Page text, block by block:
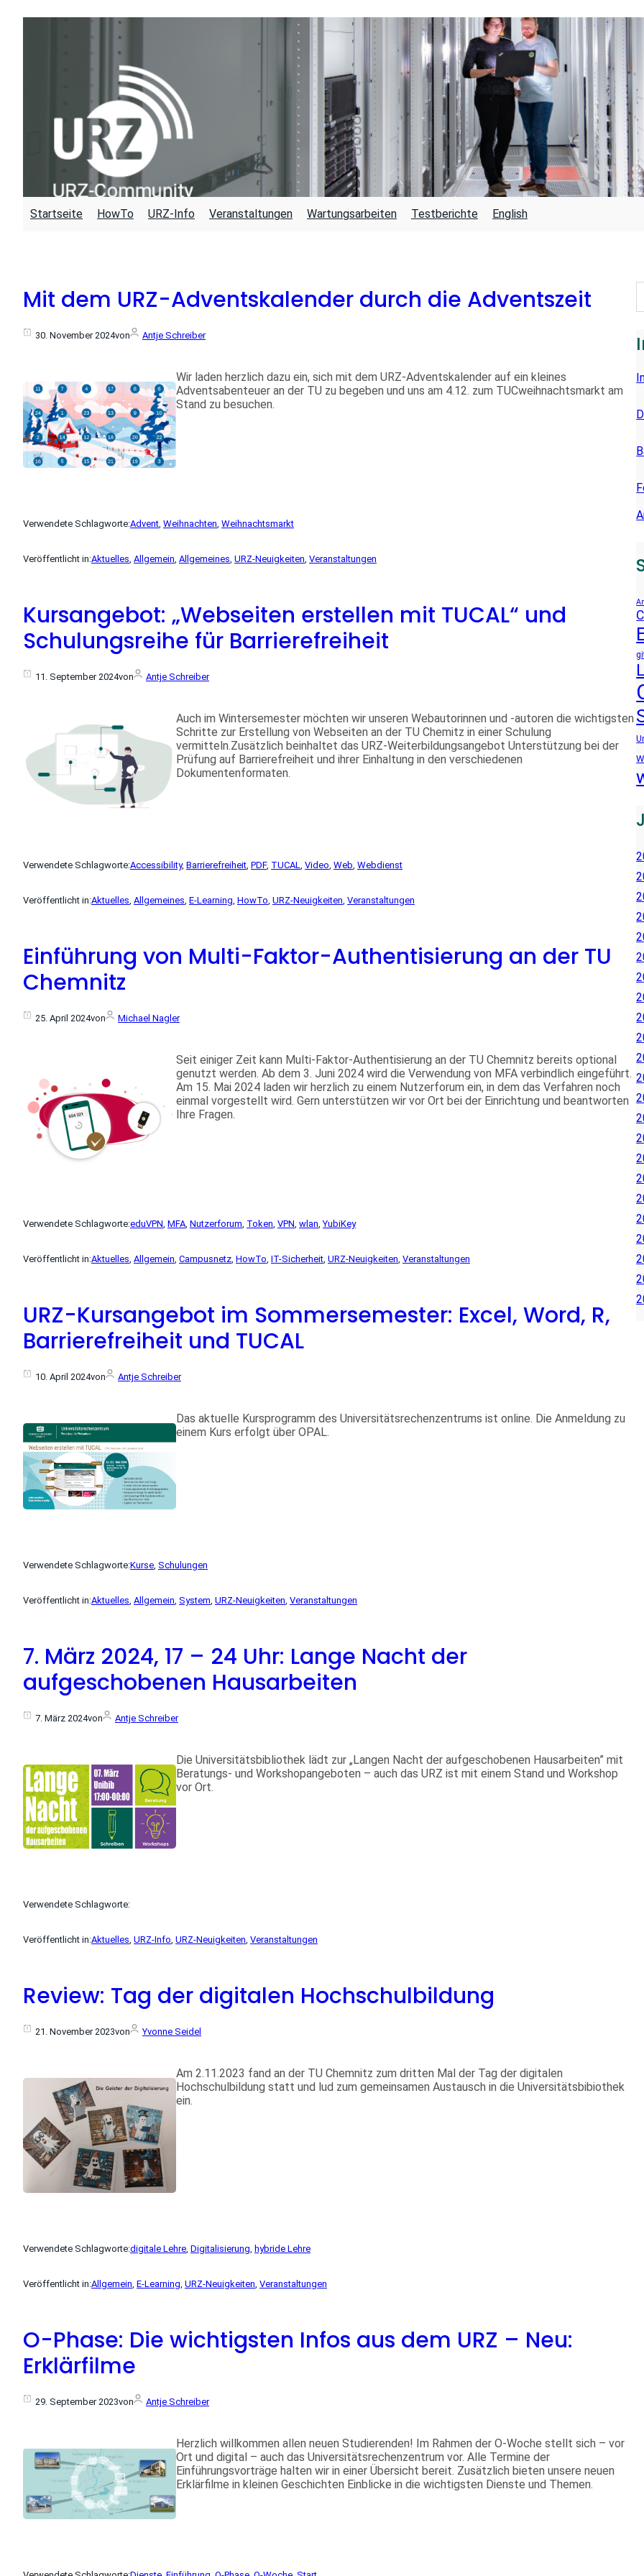
Startseite HowTo URZ-Info Veranstaltungen Wartungsarbeiten Testberichte English
Mit dem URZ-Adventskalender durch die Adventszeit
30. November 2024von Antje Schreiber
Wir laden herzlich dazu ein, sich mit dem URZ-Adventskalender auf ein kleines
Adventsabenteuer an der TU zu begeben und uns am 4.12. zum TUCweihnachtsmarkt am
Stand zu besuchen.
Verwendete Schlagworte:Advent, Weihnachten, Weihnachtsmarkt
Veröffentlicht in:Aktuelles, Allgemein, Allgemeines, URZ-Neuigkeiten, Veranstaltungen
Kursangebot: „Webseiten erstellen mit TUCAL“ und
Schulungsreihe für Barrierefreiheit
11. September 2024von Antje Schreiber
Auch im Wintersemester möchten wir unseren Webautorinnen und -autoren die wichtigsten
Schritte zur Erstellung von Webseiten an der TU Chemitz in einer Schulung
vermitteln.Zusätzlich beinhaltet das URZ-Weiterbildungsangebot Unterstützung bei der
Prüfung auf Barrierefreiheit und ihrer Einhaltung in den verschiedenen
Dokumentenformaten.
Verwendete Schlagworte:Accessibility, Barrierefreiheit, PDF, TUCAL, Video, Web, Webdienst
Veröffentlicht in:Aktuelles, Allgemeines, E-Learning, HowTo, URZ-Neuigkeiten, Veranstaltungen
Einführung von Multi-Faktor-Authentisierung an der TU
Chemnitz
25. April 2024von Michael Nagler
Seit einiger Zeit kann Multi-Faktor-Authentisierung an der TU Chemnitz bereits optional
genutzt werden. Ab dem 3. Juni 2024 wird die Verwendung von MFA verbindlich eingeführt.
Am 15. Mai 2024 laden wir herzlich zu einem Nutzerforum ein, in dem das Verfahren noch
einmal vorgestellt wird. Gern unterstützen wir vor Ort bei der Einrichtung und beantworten
Ihre Fragen.
Verwendete Schlagworte:eduVPN MFA Nutzerforum Token VPN wlan , YubiKey
Veröffentlicht in:Aktuelles Allgemein Campusnetz HowTo IT-Sicherheit URZ-Neuigkeiten Veranstaltungen
URZ-Kursangebot im Sommersemester: Excel, Word, R,
Barrierefreiheit und TUCAL
10. April 2024von Antje Schreiber
Das aktuelle Kursprogramm des Universitätsrechenzentrums ist online. Die Anmeldung zu
einem Kurs erfolgt über OPAL.
Verwendete Schlagworte:Kurse Schulungen
Veröffentlicht in:Aktuelles Allgemein System URZ-Neuigkeiten Veranstaltungen
7. März 2024, 17 – 24 Uhr: Lange Nacht der
aufgeschobenen Hausarbeiten
7. März 2024von Antje Schreiber
Die Universitätsbibliothek lädt zur „Langen Nacht der aufgeschobenen Hausarbeiten” mit
Beratungs- und Workshopangeboten – auch das URZ ist mit einem Stand und Workshop
vor Ort.
Verwendete Schlagworte:
Veröffentlicht in:Aktuelles, URZ-Info, URZ-Neuigkeiten, Veranstaltungen
Review: Tag der digitalen Hochschulbildung
21. November 2023von Yvonne Seidel
Am 2.11.2023 fand an der TU Chemnitz zum dritten Mal der Tag der digitalen
Hochschulbildung statt und lud zum gemeinsamen Austausch in die Universitätsbibiothek
ein.
Verwendete Schlagworte:digitale Lehre, Digitalisierung, hybride Lehre
Veröffentlicht in:Allgemein, E-Learning, URZ-Neuigkeiten, Veranstaltungen
O-Phase: Die wichtigsten Infos aus dem URZ – Neu:
Erklärfilme
29. September 2023von Antje Schreiber
Herzlich willkommen allen neuen Studierenden! Im Rahmen der O-Woche stellt sich – vor
Ort und digital – auch das Universitätsrechenzentrum vor. Alle Termine der
Einführungsvorträge halten wir in einer Übersicht bereit. Zusätzlich bieten unsere neuen
Erklärfilme in kleinen Geschichten Einblicke in die wichtigsten Dienste und Themen.
C